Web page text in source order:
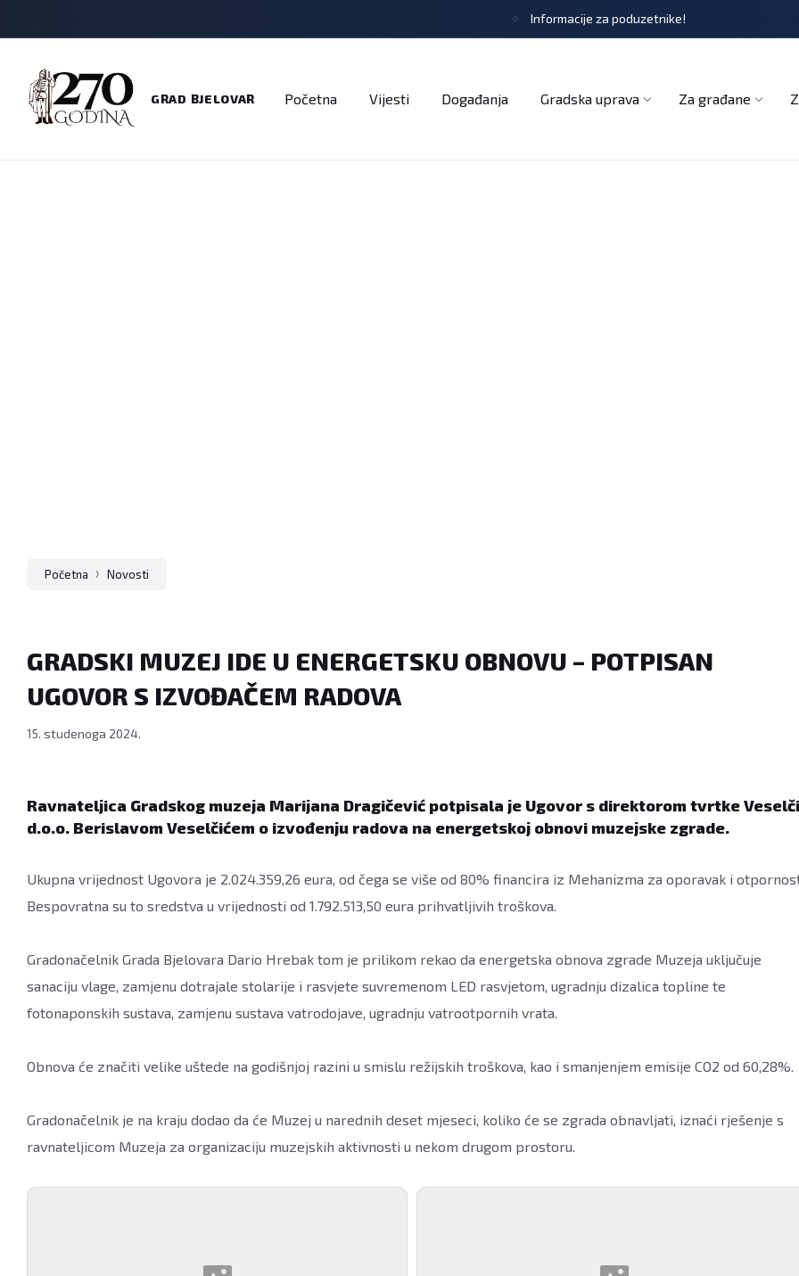
Informacije za poduzetnike!
GRAD BJELOVAR Početna Vijesti Događanja Gradska uprava Za građane
Početna Novosti
GRADSKI MUZEJ IDE U ENERGETSKU OBNOVU – POTPISAN
UGOVOR S IZVOĐAČEM RADOVA
15. studenoga 2024.
Ravnateljica Gradskog muzeja Marijana Dragičević potpisala je Ugovor s direktorom tvrtke
d.o.o. Berislavom Veselčićem o izvođenju radova na energetskoj obnovi muzejske zgrade.
Ukupna vrijednost Ugovora je 2.024.359,26 eura, od čega se više od 80% financira iz Mehanizma za oporavak i
Bespovratna su to sredstva u vrijednosti od 1.792.513,50 eura prihvatljivih troškova.
Gradonačelnik Grada Bjelovara Dario Hrebak tom je prilikom rekao da energetska obnova zgrade Muzeja uključuje
sanaciju vlage, zamjenu dotrajale stolarije i rasvjete suvremenom LED rasvjetom, ugradnju dizalica topline te
fotonaponskih sustava, zamjenu sustava vatrodojave, ugradnju vatrootpornih vrata.
Obnova će značiti velike uštede na godišnjoj razini u smislu režijskih troškova, kao i smanjenjem emisije CO2 od 60,28%.
Gradonačelnik je na kraju dodao da će Muzej u narednih deset mjeseci, koliko će se zgrada obnavljati, iznaći rješenje s
ravnateljicom Muzeja za organizaciju muzejskih aktivnosti u nekom drugom prostoru.